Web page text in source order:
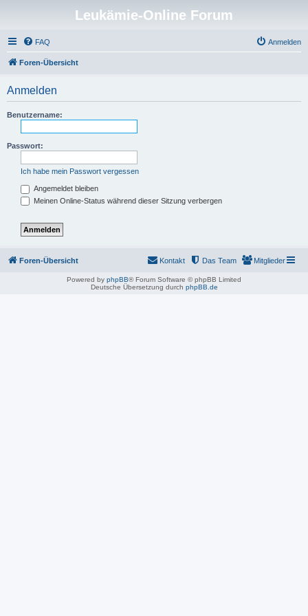
Leukämie-Online Forum
FAQ Anmelden
Foren-Übersicht
Anmelden
Benutzername:
Passwort:
Ich habe mein Passwort vergessen
Angemeldet bleiben
Meinen Online-Status während dieser Sitzung verbergen
Foren-Übersicht Mitglieder
Das Team
Kontakt
Powered by phpBB® Forum Software © phpBB Limited
Deutsche Übersetzung durch phpBB.de